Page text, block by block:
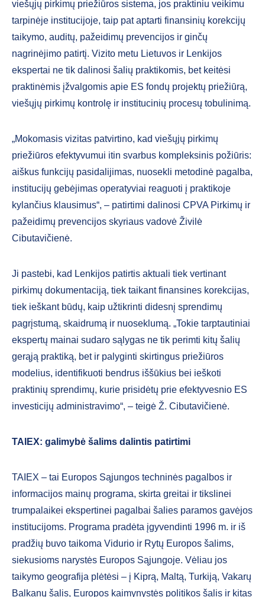
viešųjų pirkimų priežiūros sistema, jos praktiniu veikimu
tarpinėje institucijoje, taip pat aptarti finansinių korekcijų
taikymo, auditų, pažeidimų prevencijos ir ginčų
nagrinėjimo patirtį. Vizito metu Lietuvos ir Lenkijos
ekspertai ne tik dalinosi šalių praktikomis, bet keitėsi
praktinėmis įžvalgomis apie ES fondų projektų priežiūrą,
viešųjų pirkimų kontrolę ir institucinių procesų tobulinimą.
„Mokomasis vizitas patvirtino, kad viešųjų pirkimų
priežiūros efektyvumui itin svarbus kompleksinis požiūris:
aiškus funkcijų pasidalijimas, nuosekli metodinė pagalba,
institucijų gebėjimas operatyviai reaguoti į praktikoje
kylančius klausimus“, – patirtimi dalinosi CPVA Pirkimų ir
pažeidimų prevencijos skyriaus vadovė Živilė
Cibutavičienė.
Ji pastebi, kad Lenkijos patirtis aktuali tiek vertinant
pirkimų dokumentaciją, tiek taikant finansines korekcijas,
tiek ieškant būdų, kaip užtikrinti didesnį sprendimų
pagrįstumą, skaidrumą ir nuoseklumą. „Tokie tarptautiniai
ekspertų mainai sudaro sąlygas ne tik perimti kitų šalių
gerąją praktiką, bet ir palyginti skirtingus priežiūros
modelius, identifikuoti bendrus iššūkius bei ieškoti
praktinių sprendimų, kurie prisidėtų prie efektyvesnio ES
investicijų administravimo“, – teigė Ž. Cibutavičienė.
TAIEX: galimybė šalims dalintis patirtimi
TAIEX – tai Europos Sąjungos techninės pagalbos ir
informacijos mainų programa, skirta greitai ir tikslinei
trumpalaikei ekspertinei pagalbai šalies paramos gavėjos
institucijoms. Programa pradėta įgyvendinti 1996 m. ir iš
pradžių buvo taikoma Vidurio ir Rytų Europos šalims,
siekusioms narystės Europos Sąjungoje. Vėliau jos
taikymo geografija plėtėsi – į Kiprą, Maltą, Turkiją, Vakarų
Balkanų šalis, Europos kaimynystės politikos šalis ir kitas